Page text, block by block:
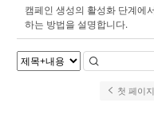
캠페인 생성의 활성화 단계에
하는 방법을 설명합니다.
첫 페이지